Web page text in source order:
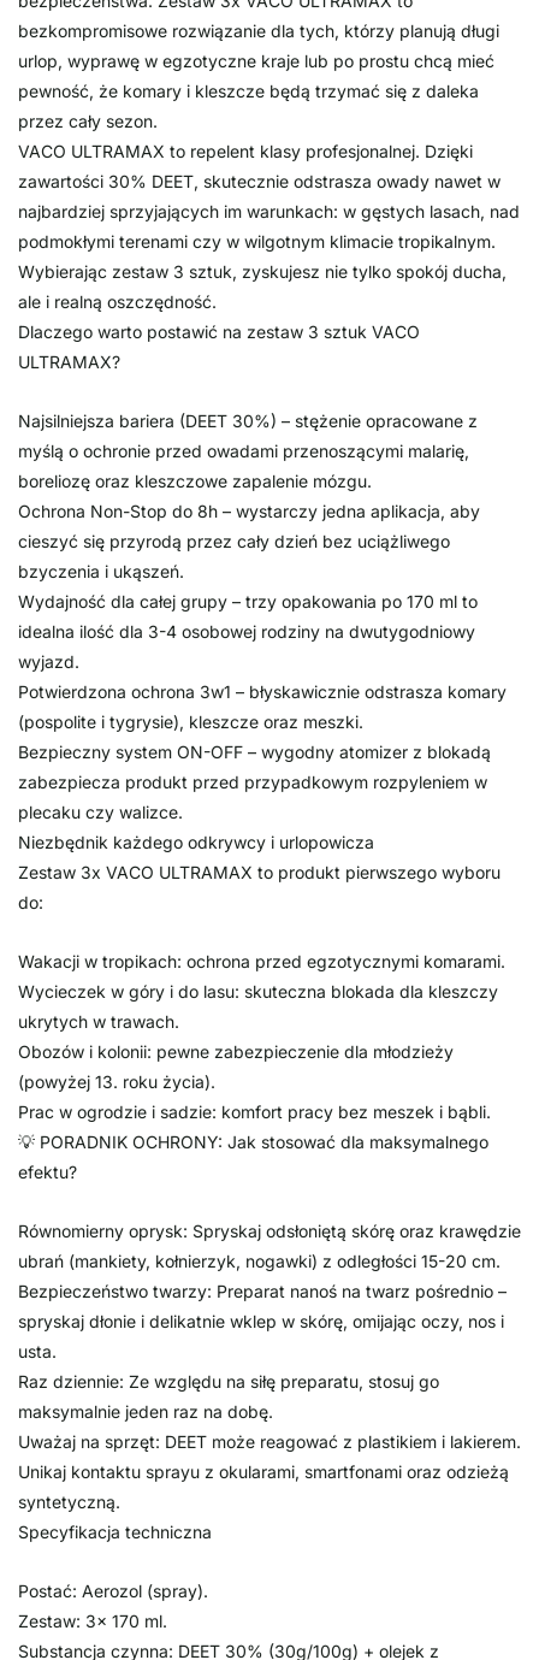
bezkompromisowe rozwiązanie dla tych, którzy planują długi
urlop, wyprawę w egzotyczne kraje lub po prostu chcą mieć
pewność, że komary i kleszcze będą trzymać się z daleka
przez cały sezon.
VACO ULTRAMAX to repelent klasy profesjonalnej. Dzięki
zawartości 30% DEET, skutecznie odstrasza owady nawet w
najbardziej sprzyjających im warunkach: w gęstych lasach, nad
podmokłymi terenami czy w wilgotnym klimacie tropikalnym.
Wybierając zestaw 3 sztuk, zyskujesz nie tylko spokój ducha,
ale i realną oszczędność.
Dlaczego warto postawić na zestaw 3 sztuk VACO
ULTRAMAX?
Najsilniejsza bariera (DEET 30%) – stężenie opracowane z
myślą o ochronie przed owadami przenoszącymi malarię,
boreliozę oraz kleszczowe zapalenie mózgu.
Ochrona Non-Stop do 8h – wystarczy jedna aplikacja, aby
cieszyć się przyrodą przez cały dzień bez uciążliwego
bzyczenia i ukąszeń.
Wydajność dla całej grupy – trzy opakowania po 170 ml to
idealna ilość dla 3-4 osobowej rodziny na dwutygodniowy
wyjazd.
Potwierdzona ochrona 3w1 – błyskawicznie odstrasza komary
(pospolite i tygrysie), kleszcze oraz meszki.
Bezpieczny system ON-OFF – wygodny atomizer z blokadą
zabezpiecza produkt przed przypadkowym rozpyleniem w
plecaku czy walizce.
Niezbędnik każdego odkrywcy i urlopowicza
Zestaw 3x VACO ULTRAMAX to produkt pierwszego wyboru
do:
Wakacji w tropikach: ochrona przed egzotycznymi komarami.
Wycieczek w góry i do lasu: skuteczna blokada dla kleszczy
ukrytych w trawach.
Obozów i kolonii: pewne zabezpieczenie dla młodzieży
(powyżej 13. roku życia).
Prac w ogrodzie i sadzie: komfort pracy bez meszek i bąbli.
💡 PORADNIK OCHRONY: Jak stosować dla maksymalnego
efektu?
Równomierny oprysk: Spryskaj odsłoniętą skórę oraz krawędzie
ubrań (mankiety, kołnierzyk, nogawki) z odległości 15-20 cm.
Bezpieczeństwo twarzy: Preparat nanoś na twarz pośrednio –
spryskaj dłonie i delikatnie wklep w skórę, omijając oczy, nos i
usta.
Raz dziennie: Ze względu na siłę preparatu, stosuj go
maksymalnie jeden raz na dobę.
Uważaj na sprzęt: DEET może reagować z plastikiem i lakierem.
Unikaj kontaktu sprayu z okularami, smartfonami oraz odzieżą
syntetyczną.
Specyfikacja techniczna
Postać: Aerozol (spray).
Zestaw: 3x 170 ml.
Substancja czynna: DEET 30% (30g/100g) + olejek z